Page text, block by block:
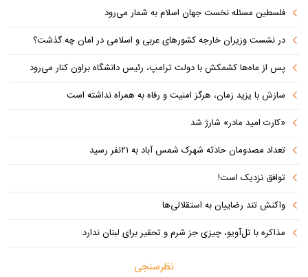
فلسطین مسئله نخست جهان اسلام به شمار می‌رود
در نشست وزیران خارجه کشورهای عربی و اسلامی در امان چه گذشت؟
پس از ماه‌ها کشمکش با دولت ترامپ، رئیس دانشگاه براون کنار می‌رود
سازش با یزید زمان، هرگز امنیت و رفاه به همراه نداشته است
«کارت امید مادر» شارژ شد
تعداد مصدومان حادثه شهرک شمس آباد به ۲۱نفر رسید
توافق نزدیک است!
واکنش تند رضاییان به استقلالی‌ها
مذاکره با تل‌آویو، چیزی جز شرم و تحقیر برای لبنان ندارد
نظرسنجی